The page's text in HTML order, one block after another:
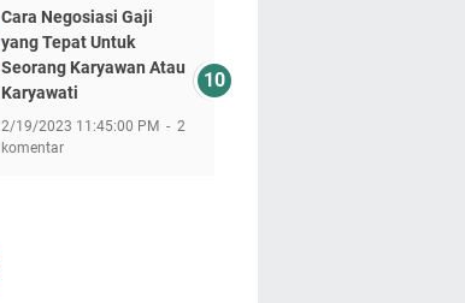
Cara Negosiasi Gaji
yang Tepat Untuk
Seorang Karyawan Atau
Karyawati
2/19/2023 11:45:00 PM
2
komentar